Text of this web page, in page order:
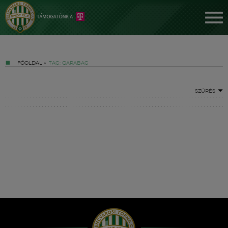
FŐOLDAL » TAG: QARABAG
SZŰRÉS
Hírek